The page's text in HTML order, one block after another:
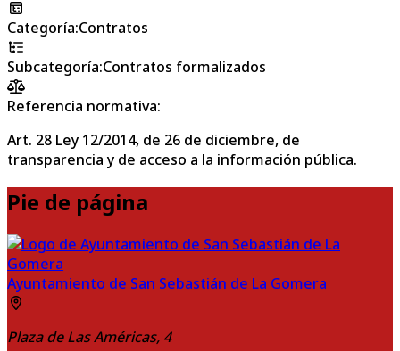
Categoría:Contratos
Subcategoría:Contratos formalizados
Referencia normativa:
Art. 28 Ley 12/2014, de 26 de diciembre, de
transparencia y de acceso a la información pública.
Pie de página
Ayuntamiento de San Sebastián de La Gomera
Plaza de Las Américas, 4